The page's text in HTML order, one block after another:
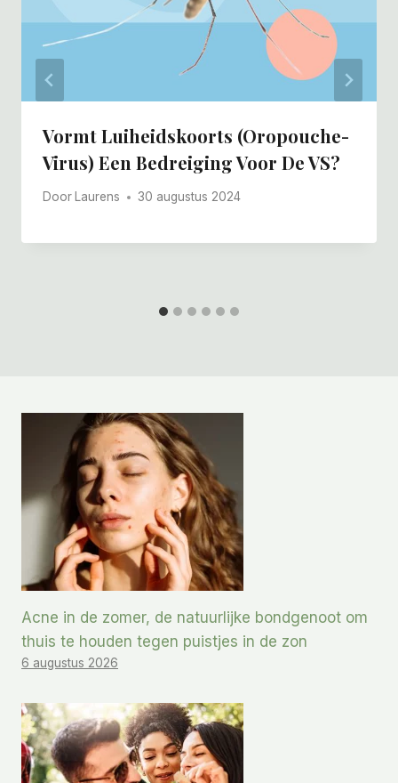
Vormt Luiheidskoorts (Oropouche-
Virus) Een Bedreiging Voor De VS?
Door Laurens 30 augustus 2024
Acne in de zomer, de natuurlijke bondgenoot om
thuis te houden tegen puistjes in de zon
6 augustus 2026